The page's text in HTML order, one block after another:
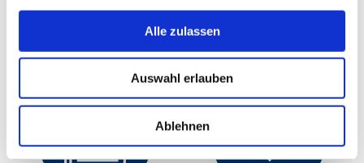
Alle zulassen
Auswahl erlauben
Ablehnen
Karriere Engagement